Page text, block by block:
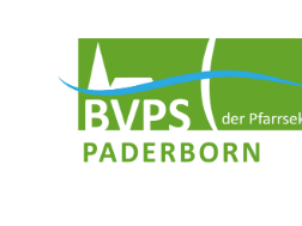
springen